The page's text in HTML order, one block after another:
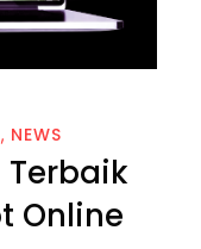
NEWS
Online